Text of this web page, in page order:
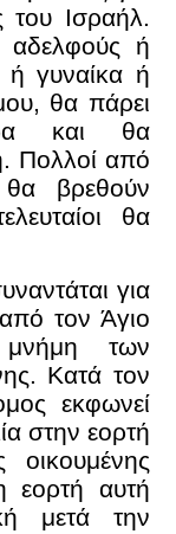
του Ισραήλ.
αδελφούς ή
γυναίκα ή
θα πάρει
και θα
Πολλοί από
βρεθούν
θα
για
τον Άγιο
των
Κατά τον
εκφωνεί
στην εορτή
εορτή αυτή
μετά την